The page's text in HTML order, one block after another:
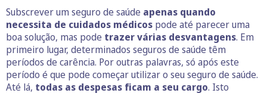
Subscrever um seguro de saúde apenas quando
necessita de cuidados médicos pode até parecer uma
boa solução, mas pode trazer várias desvantagens. Em
primeiro lugar, determinados seguros de saúde têm
períodos de carência. Por outras palavras, só após este
período é que pode começar utilizar o seu seguro de saúde.
Até lá, todas as despesas ficam a seu cargo. Isto